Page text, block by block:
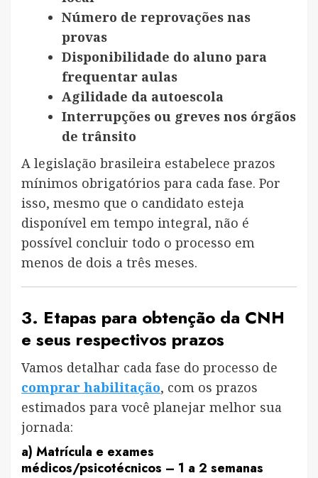
Número de reprovações nas
provas
Disponibilidade do aluno para
frequentar aulas
Agilidade da autoescola
Interrupções ou greves nos órgãos
de trânsito
A legislação brasileira estabelece prazos
mínimos obrigatórios para cada fase. Por
isso, mesmo que o candidato esteja
disponível em tempo integral, não é
possível concluir todo o processo em
menos de dois a três meses.
3. Etapas para obtenção da CNH
e seus respectivos prazos
Vamos detalhar cada fase do processo de
comprar habilitação, com os prazos
estimados para você planejar melhor sua
jornada:
a) Matrícula e exames
médicos/psicotécnicos – 1 a 2 semanas